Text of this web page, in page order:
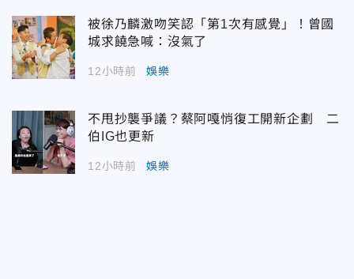
被徐乃麟激吻笑認「第1次有感覺」！曾國
城求饒急喊：沒氣了
12小時前 娛樂
不甩抄襲爭議？蔡阿嘎悄復工開新企劃 二
伯IG也更新
12小時前 娛樂